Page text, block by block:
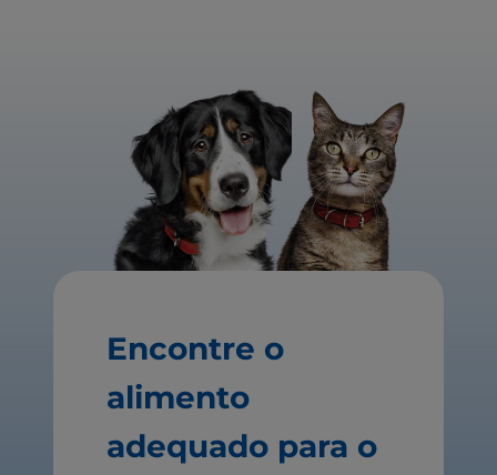
Encontre o
alimento
adequado para o